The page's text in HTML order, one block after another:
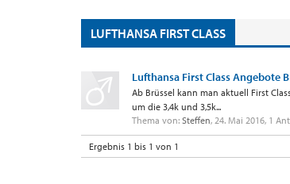
LUFTHANSA FIRST CLASS
Lufthansa First Class Angebote
Ab Brüssel kann man aktuell First
um die 3,4k und 3,5k...
Thema von: Steffen, 24. Mai 2016, 1
Ergebnis 1 bis 1 von 1